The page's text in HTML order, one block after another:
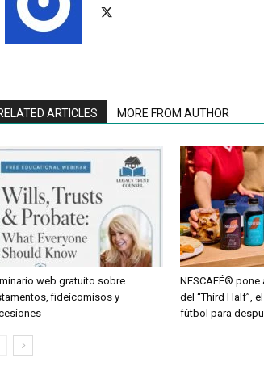
ARTICLES MORE FROM AUTHOR
web gratuito sobre
fideicomisos y
NESCAFÉ® pone
del “Third Half”,
fútbol para